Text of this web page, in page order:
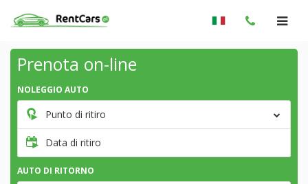
Prenota on-line
NOLEGGIO AUTO
Punto di ritiro
Data di ritiro
AUTO DI RITORNO